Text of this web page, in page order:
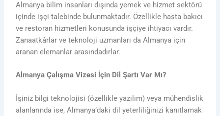
Almanya bilim insanları dışında yemek ve hizmet sektörü
içinde işçi talebinde bulunmaktadır. Özellikle hasta bakıcı
ve restoran hizmetleri konusunda işçiye ihtiyacı vardır.
Zanaatkârlar ve teknoloji uzmanları da Almanya için
aranan elemanlar arasındadırlar.
Almanya Çalışma Vizesi İçin Dil Şartı Var Mı?
İşiniz bilgi teknolojisi (özellikle yazılım) veya mühendislik
alanlarında ise, Almanya’daki dil yeterliliğinizi kanıtlamak